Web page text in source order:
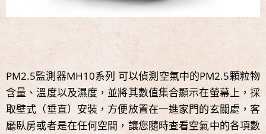
PM2.5監測器MH10系列 可以偵測空氣中的PM2.5顆粒物
含量、溫度以及濕度，並將其數值集合顯示在螢幕上，採
取壁式（垂直）安裝，方便放置在一進家門的玄關處，客
廳臥房或者是在任何空間，讓您隨時查看空氣中的各項數